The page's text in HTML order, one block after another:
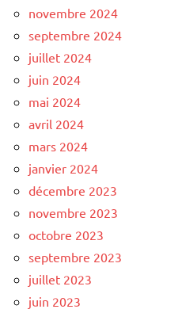
novembre 2024
septembre 2024
juillet 2024
juin 2024
mai 2024
avril 2024
mars 2024
janvier 2024
décembre 2023
novembre 2023
octobre 2023
septembre 2023
juillet 2023
juin 2023